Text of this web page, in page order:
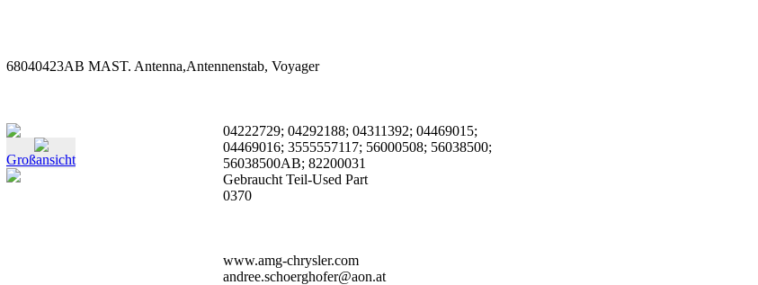
68040423AB MAST. Antenna,Antennenstab, Voyager
Großansicht
04222729; 04292188; 04311392; 04469015;
04469016; 3555557117; 56000508; 56038500;
56038500AB; 82200031
Gebraucht Teil-Used Part
0370
www.amg-chrysler.com
andree.schoerghofer@aon.at